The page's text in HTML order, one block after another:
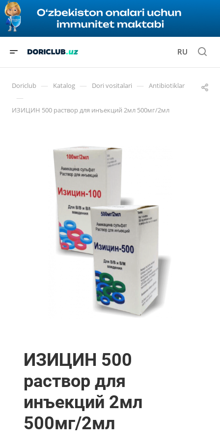
RU
Doriclub — Katalog — Dori vositalari — Antibiotiklar
—
ИЗИЦИН 500 раствор для инъекций 2мл 500мг/2мл
ИЗИЦИН 500
раствор для
инъекций 2мл
500мг/2мл